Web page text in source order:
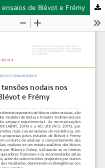
de Blévot e Frémy